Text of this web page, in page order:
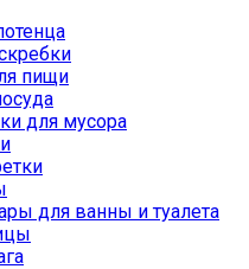
пищи
для мусора
для ванны и туалета